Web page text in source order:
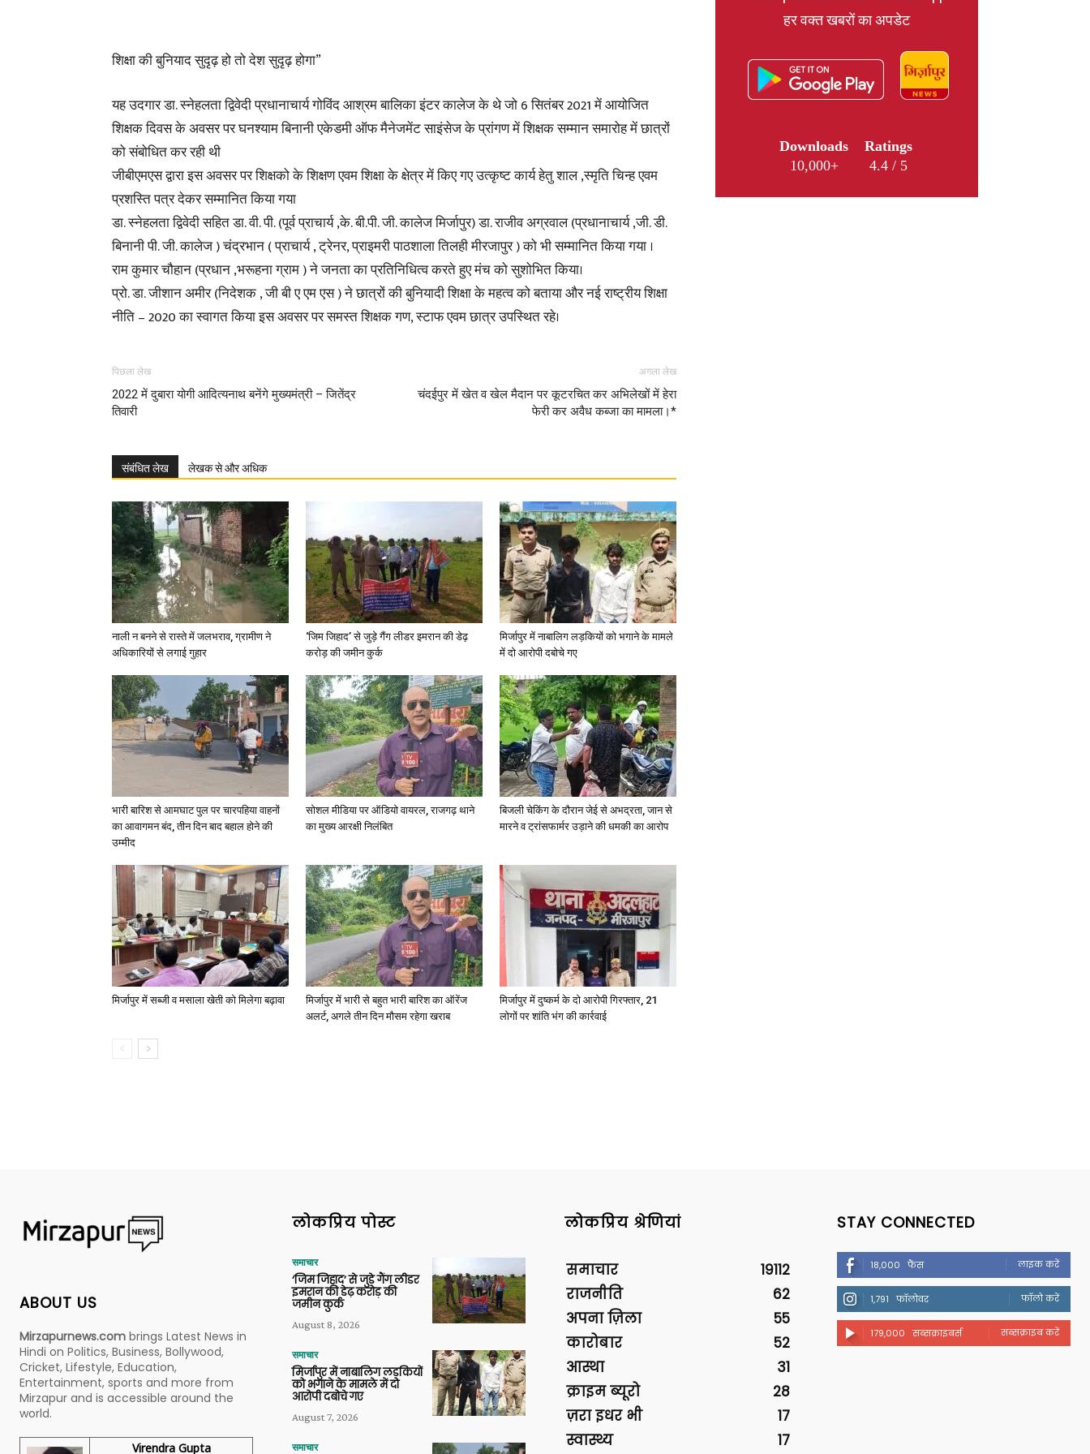
News
in
Hindi,
Today
Hindi
News
Paper
शिक्षा की बुनियाद सुदृढ़ हो तो देश सुदृढ़ होगा”
यह उदगार डा. स्नेहलता द्विवेदी प्रधानाचार्य गोविंद आश्रम बालिका इंटर कालेज के थे जो 6 सितंबर 2021 में आयोजित
शिक्षक दिवस के अवसर पर घनश्याम बिनानी एकेडमी ऑफ मैनेजमेंट साइंसेज के प्रांगण में शिक्षक सम्मान समारोह में छात्रों
को संबोधित कर रही थी
जीबीएमएस द्वारा इस अवसर पर शिक्षको के शिक्षण एवम शिक्षा के क्षेत्र में किए गए उत्कृष्ट कार्य हेतु शाल ,स्मृति चिन्ह एवम
प्रशस्ति पत्र देकर सम्मानित किया गया
डा. स्नेहलता द्विवेदी सहित डा. वी. पी. (पूर्व प्राचार्य ,के. बी.पी. जी. कालेज मिर्जापुर) डा. राजीव अग्रवाल (प्रधानाचार्य ,जी. डी.
बिनानी पी. जी. कालेज ) चंद्रभान ( प्राचार्य , ट्रेनर, प्राइमरी पाठशाला तिलही मीरजापुर ) को भी सम्मानित किया गया ।
राम कुमार चौहान (प्रधान ,भरूहना ग्राम ) ने जनता का प्रतिनिधित्व करते हुए मंच को सुशोभित किया।
प्रो. डा. जीशान अमीर (निदेशक , जी बी ए एम एस ) ने छात्रों की बुनियादी शिक्षा के महत्व को बताया और नई राष्ट्रीय शिक्षा
नीति – 2020 का स्वागत किया इस अवसर पर समस्त शिक्षक गण, स्टाफ एवम छात्र उपस्थित रहे।
पिछला लेख
2022 में दुबारा योगी आदित्यनाथ बनेंगे मुख्यमंत्री – जितेंद्र
तिवारी
अगला लेख
चंदईपुर में खेत व खेल मैदान पर कूटरचित कर अभिलेखों में हेरा
फेरी कर अवैध कब्जा का मामला।*
संबंधित लेख लेखक से और अधिक
नाली न बनने से रास्ते में जलभराव, ग्रामीण ने
अधिकारियों से लगाई गुहार
‘जिम जिहाद’ से जुड़े गैंग लीडर इमरान की डेढ़
करोड़ की जमीन कुर्क
मिर्जापुर में नाबालिग लड़कियों को भगाने के मामले
में दो आरोपी दबोचे गए
भारी बारिश से आमघाट पुल पर चारपहिया वाहनों
का आवागमन बंद, तीन दिन बाद बहाल होने की
उम्मीद
सोशल मीडिया पर ऑडियो वायरल, राजगढ़ थाने
का मुख्य आरक्षी निलंबित
बिजली चेकिंग के दौरान जेई से अभद्रता, जान से
मारने व ट्रांसफार्मर उड़ाने की धमकी का आरोप
मिर्जापुर में सब्जी व मसाला खेती को मिलेगा बढ़ावा
मिर्जापुर में भारी से बहुत भारी बारिश का ऑरेंज
अलर्ट, अगले तीन दिन मौसम रहेगा खराब
मिर्जापुर में दुष्कर्म के दो आरोपी गिरफ्तार, 21
लोगों पर शांति भंग की कार्रवाई
हर वक्त खबरों का अपडेट
Downloads
10,000+
Ratings
4.4 / 5
ABOUT US
Mirzapurnews.com brings Latest News in
Hindi on Politics, Business, Bollywood,
Cricket, Lifestyle, Education,
Entertainment, sports and more from
Mirzapur and is accessible around the
world.
Virendra Gupta
लोकप्रिय पोस्ट
समाचार
‘जिम जिहाद’ से जुड़े गैंग लीडर
इमरान की डेढ़ करोड़ की
जमीन कुर्क
August 8, 2026
समाचार
मिर्जापुर में नाबालिग लड़कियों
को भगाने के मामले में दो
आरोपी दबोचे गए
August 7, 2026
समाचार
लोकप्रिय श्रेणियां
समाचार
19112
राजनीति
62
अपना ज़िला
55
कारोबार
52
आस्था
31
क्राइम ब्यूरो
28
ज़रा इधर भी
17
स्वास्थ्य
17
STAY CONNECTED
18,000 फैंस लाइक करें
1,791 फॉलोवर फॉलो करें
179,000 सब्सक्राइबर्स सब्सक्राइब करें